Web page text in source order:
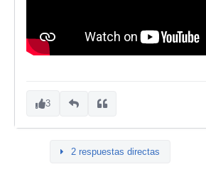
3
2 respuestas directas